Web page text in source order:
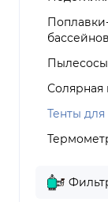
Пылесосы
Солярная
Тенты